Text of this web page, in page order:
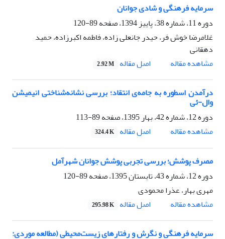
سرمایه فرهنگی و شادی جوانان
دوره 11، شماره 38، پاییز 1394، صفحه
89-120
غلامرضا خوش فر، حیدر جانعلی زاده، فاطمه اکبرزاده، حمید
دهقانی
مشاهده مقاله
اصل مقاله 2.92 M
درآمدن اسطوره به جامه‌ی انتقاد؛ بررسی نشانه‌شناختی انیمیشن
وال-ئی
دوره 12، شماره 42، بهار 1395، صفحه
89-113
مشاهده مقاله
اصل مقاله 324.4 K
مصرف پوشش؛ بررسی تجربی پوشش جوانان شهرآمل
دوره 12، شماره 43، تابستان 1395، صفحه
89-120
مهری بهار، عذرا محمودی
مشاهده مقاله
اصل مقاله 295.98 K
سرمایه فرهنگی و نگرش و رفتارهای زیست‌محیطی (مطالعه موردی: